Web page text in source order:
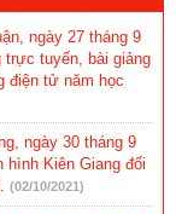
ngày 27 tháng 9
tuyến, bài giảng
điện tử năm học
ngày 30 tháng 9
hình Kiên Giang đối
(02/10/2021)